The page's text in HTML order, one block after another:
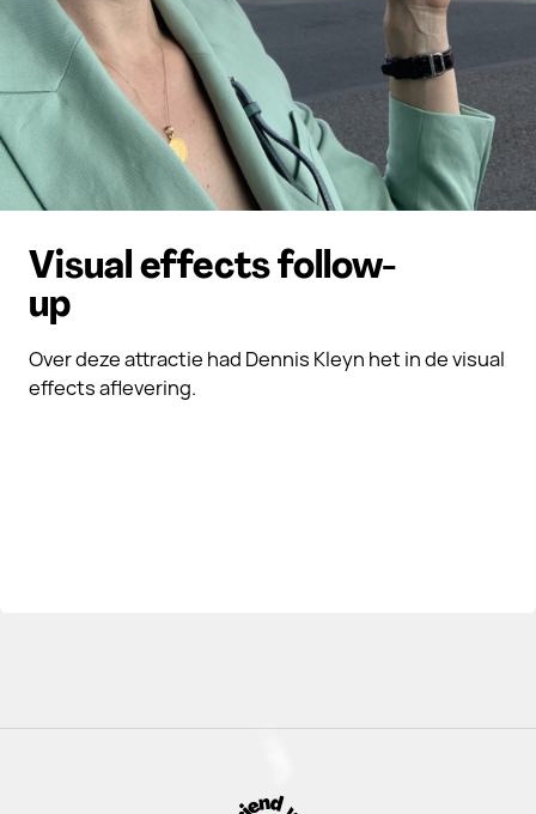
Visual effects follow-
up
Over deze attractie had Dennis Kleyn het in de visual
effects aflevering.